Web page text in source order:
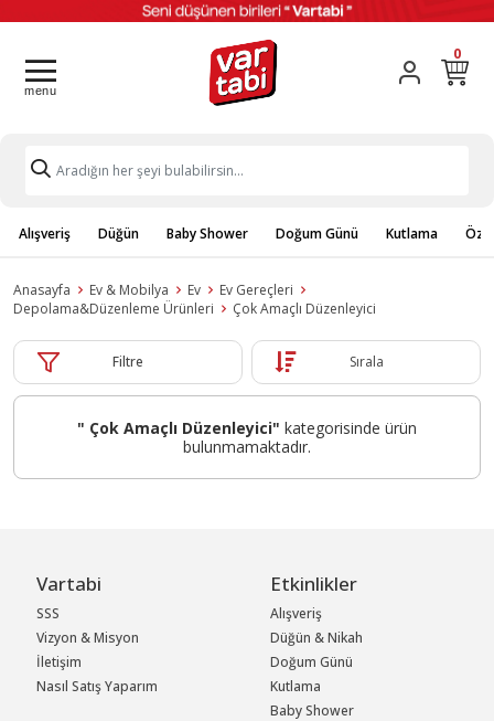
0
Alışveriş Düğün Baby Shower Doğum Günü Kutlama
Anasayfa Ev & Mobilya Ev
Ev Gereçleri
Depolama&Düzenleme Ürünleri
Çok Amaçlı Düzenleyici
Filtre Sırala
" Çok Amaçlı Düzenleyici" kategorisinde ürün
bulunmamaktadır.
Vartabi
SSS
Vizyon & Misyon
İletişim
Nasıl Satış Yaparım
Etkinlikler
Alışveriş
Düğün & Nikah
Doğum Günü
Kutlama
Baby Shower